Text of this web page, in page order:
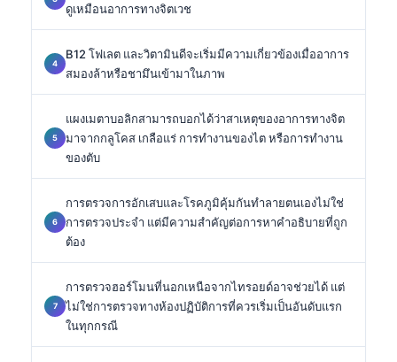
ดูเหมือนอาการทางจิตเวช
B12 โฟเลต และวิตามินดีจะเริ่มมีความเกี่ยวข้องเมื่ออาการ
สมองล้าหรือชามึนเข้ามาในภาพ
แผงเมตาบอลิกสามารถบอกได้ว่าสาเหตุของอาการทางจิต
มาจากกลูโคส เกลือแร่ การทำงานของไต หรือการทำงาน
ของตับ
การตรวจการอักเสบและโรคภูมิคุ้มกันทำลายตนเองไม่ใช่
การตรวจประจำ แต่มีความสำคัญต่อการหาคำอธิบายที่ถูก
ต้อง
การตรวจฮอร์โมนที่นอกเหนือจากไทรอยด์อาจช่วยได้ แต่
ไม่ใช่การตรวจทางห้องปฏิบัติการที่ควรเริ่มเป็นอันดับแรก
ในทุกกรณี